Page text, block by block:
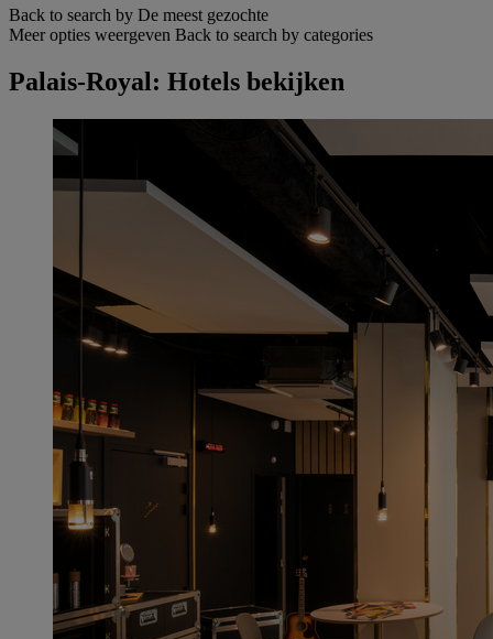
Back to search by De meest gezochte
Meer opties weergeven Back to search by categories
Palais-Royal: Hotels bekijken